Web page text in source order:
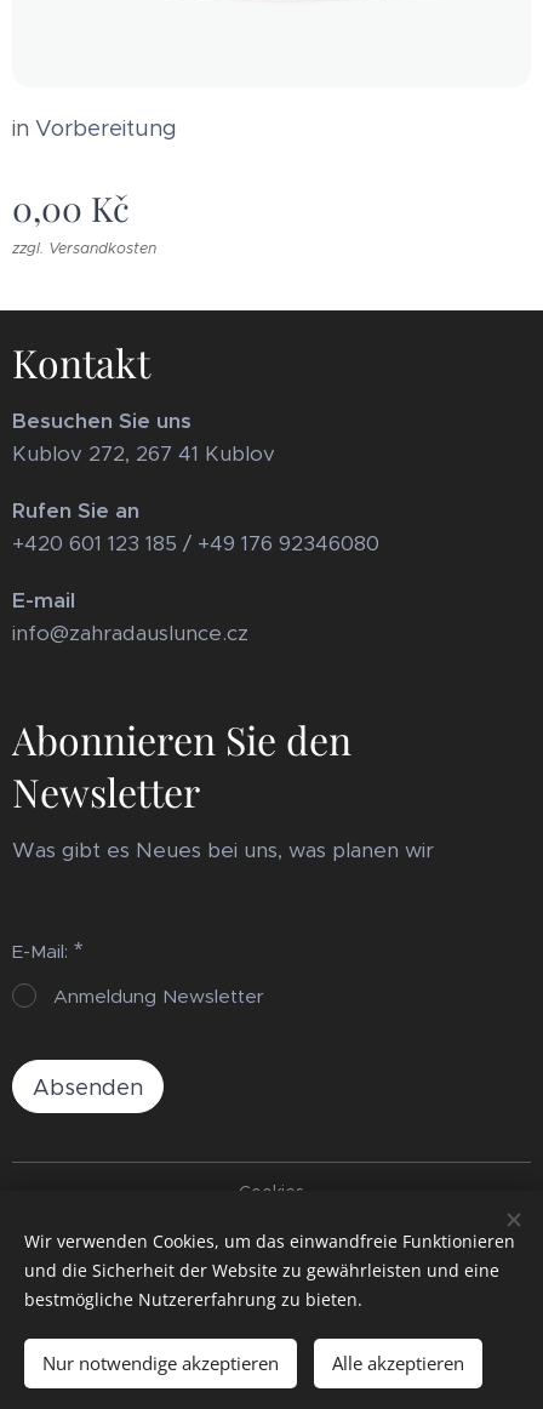
in Vorbereitung
0,00 Kč
zzgl. Versandkosten
Zum Warenkorb hinzufügen
Kontakt
Besuchen Sie uns
Kublov 272, 267 41 Kublov
Rufen Sie an
+420 601 123 185 / +49 176 92346080
E-mail
info@zahradauslunce.cz
Abonnieren Sie den
Newsletter
Was gibt es Neues bei uns, was planen wir
E-Mail:
Anmeldung Newsletter
Absenden
Cookies
Sprachen
Čeština
Deutsch
Wir verwenden Cookies, um das einwandfreie Funktionieren
und die Sicherheit der Website zu gewährleisten und eine
bestmögliche Nutzererfahrung zu bieten.
Nur notwendige akzeptieren Alle akzeptieren